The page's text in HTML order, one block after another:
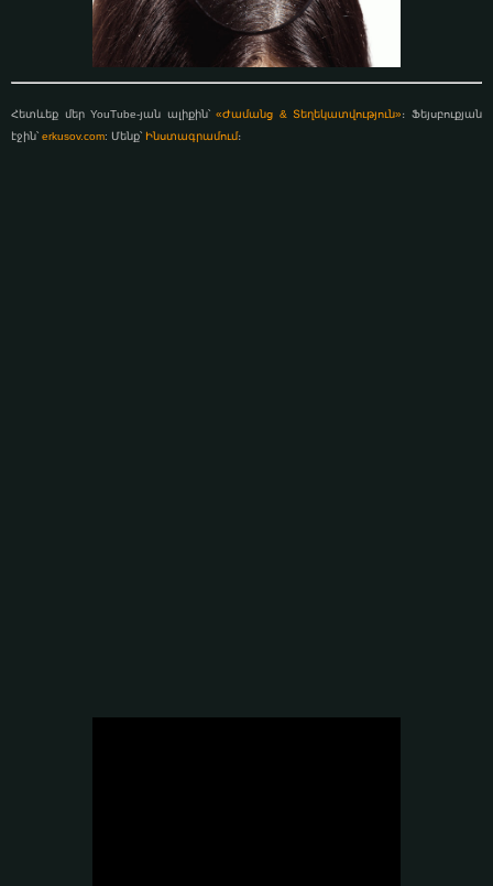
Հետևեք մեր YouTube-յան ալիքին՝«Ժամանց & Տեղեկատվություն»։ Ֆեյսբուքյան
էջին՝ erkusov.com: Մենք՝ Ինստագրամում։